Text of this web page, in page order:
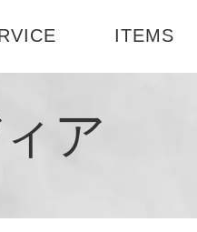
テリアセミナー
ITEMS
ア